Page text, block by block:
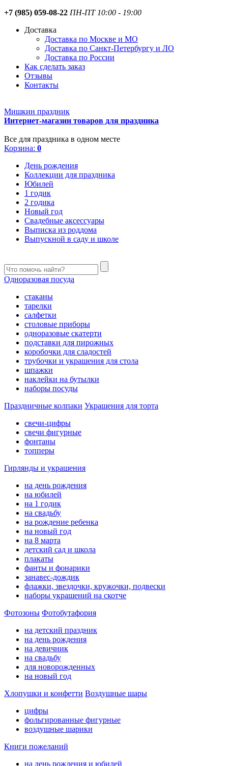
+7 (985) 059-08-22 ПН-ПТ 10:00 - 19:00
Доставка
Доставка по Москве и МО
Доставка по Санкт-Петербургу и ЛО
Доставка по России
Как сделать заказ
Отзывы
Контакты
Мишкин праздник
Интернет-магазин товаров для праздника
Все для праздника в одном месте
Корзина: 0
День рождения
Коллекции для праздника
Юбилей
1 годик
2 годика
Новый год
Свадебные аксессуары
Выписка из роддома
Выпускной в саду и школе
Одноразовая посуда
стаканы
тарелки
салфетки
столовые приборы
одноразовые скатерти
подставки для пирожных
коробочки для сладостей
трубочки и украшения для стола
шпажки
наклейки на бутылки
наборы посуды
Праздничные колпаки Украшения для торта
свечи-цифры
свечи фигурные
фонтаны
топперы
Гирлянды и украшения
на день рождения
на юбилей
на 1 годик
на свадьбу
на рождение ребенка
на новый год
на 8 марта
детский сад и школа
плакаты
фанты и фонарики
занавес-дождик
флажки, звездочки, кружочки, подвески
наборы украшений на скотче
Фотозоны Фотобутафория
на детский праздник
на день рождения
на девичник
на свадьбу
для новорожденных
на новый год
Хлопушки и конфетти Воздушные шары
цифры
фольгированные фигурные
воздушные шарики
Книги пожеланий
на день рождения и юбилей